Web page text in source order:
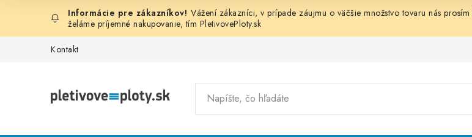
obsah
Vážení zákazníci, v prípade záujmu o väčšie množstvo tovaru nás prosím
želáme príjemné nakupovanie, tím PletivovePloty.sk
Kontakt